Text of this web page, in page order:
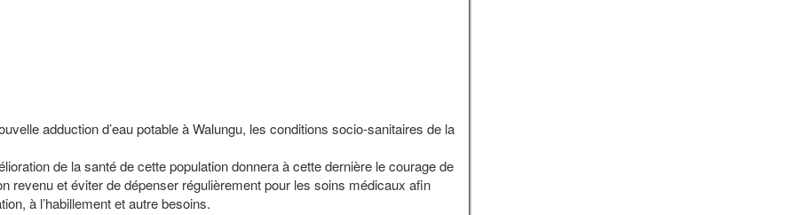
adduction d’eau potable à Walungu, les conditions socio-sanitaires de la
de la santé de cette population donnera à cette dernière le courage de
revenu et éviter de dépenser régulièrement pour les soins médicaux afin
à l’habillement et autre besoins.